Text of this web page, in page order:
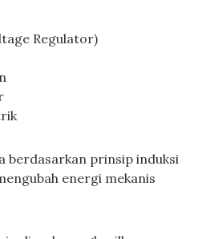
Regulator)
berdasarkan prinsip induksi
energi mekanis